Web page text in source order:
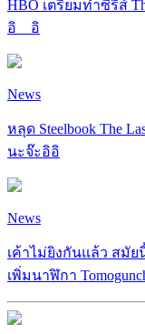
HBO เตรียมทำซีรีส์
อิ__อิ
News
หลุด Steelbook The
นะจ๊ะอิอิ
News
เค้าไม่ยิงกันแล้ว สมัย
เพิ่มนาฬิกา